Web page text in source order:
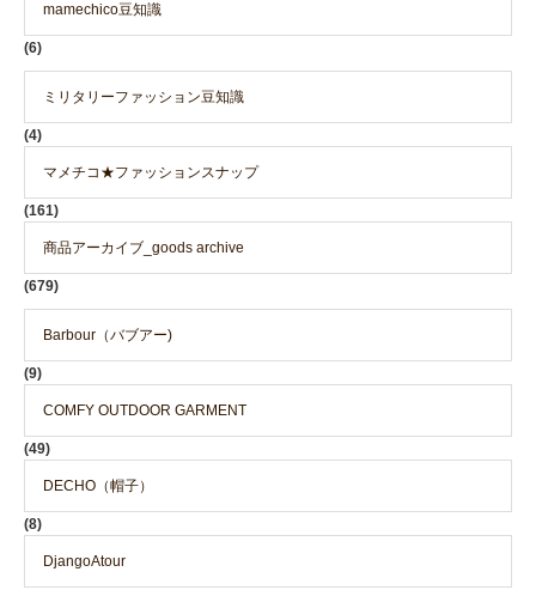
mamechico豆知識
(6)
ミリタリーファッション豆知識
(4)
マメチコ★ファッションスナップ
(161)
商品アーカイブ_goods archive
(679)
Barbour（バブアー)
(9)
COMFY OUTDOOR GARMENT
(49)
DECHO（帽子）
(8)
DjangoAtour